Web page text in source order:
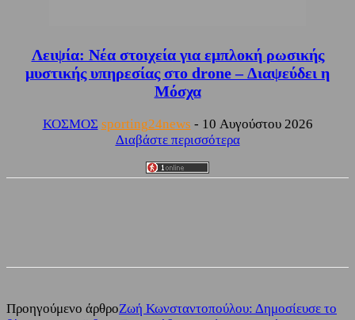
Λειψία: Νέα στοιχεία για εμπλοκή ρωσικής
μυστικής υπηρεσίας στο drone – Διαψεύδει η
Μόσχα
ΚΟΣΜΟΣ sporting24news - 10 Αυγούστου 2026
Διαβάστε περισσότερα
Προηγούμενο άρθροΖωή Κωνσταντοπούλου: Δημοσίευσε το